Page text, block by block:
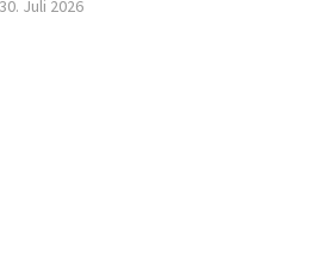
30. Juli 2026